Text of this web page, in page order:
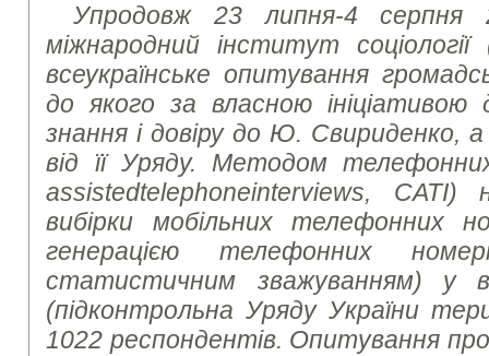
Упродовж 23 липня-4 серпня
міжнародний інститут
всеукраїнське опитування
до якого за власною
знання і довіру до Ю. Свириденко,
від її Уряду. Методом
assistedtelephoneinterviews, CATI)
вибірки мобільних телефонних
генерацією телефонних
статистичним зважуванням) у
(підконтрольна Уряду України
1022 респондентів. Опитування